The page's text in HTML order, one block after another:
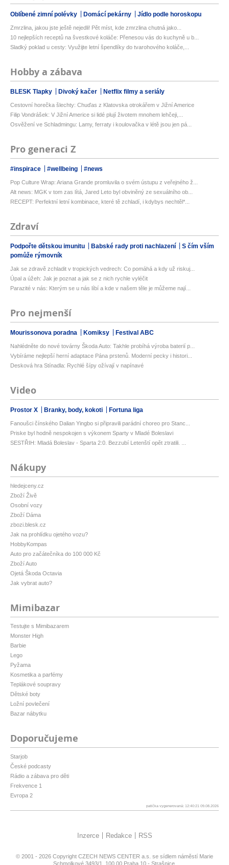
Oblíbené zimní polévky Domácí pekárny Jídlo podle horoskopu
Zmrzlina, jakou jste ještě nejedli! Pět míst, kde zmrzlina chutná jako...
10 nejlepších receptů na švestkové koláče: Přenesou vás do kuchyně u b...
Sladký poklad u cesty: Využijte letní špendlíky do tvarohového koláče,...
Hobby a zábava
BLESK Tlapky Divoký kačer Netflix filmy a seriály
Cestovní horečka šlechty: Chuďas z Klatovska otrokářem v Jižní Americe
Filip Vondrášek: V Jižní Americe si lidé plují životem mnohem lehčeji,...
Osvěžení ve Schladmingu: Lamy, ferraty i koulovačka v létě jsou jen pá...
Pro generaci Z
#inspirace #wellbeing #news
Pop Culture Wrap: Ariana Grande promluvila o svém ústupu z veřejného ž...
Alt news: MGK v tom zas lítá, Jared Leto byl obviněný ze sexuálního ob...
RECEPT: Perfektní letní kombinace, které tě zchladí, i kdybys nechtěl*...
Zdraví
Podpořte dětskou imunitu Babské rady proti nachlazení
S čím vším
pomůže rýmovník
Jak se zdravě zchladit v tropických vedrech: Co pomáhá a kdy už riskuj...
Úpal a úžeh: Jak je poznat a jak se z nich rychle vyléčit
Parazité v nás: Kterým se u nás líbí a kde v našem těle je můžeme nají...
Pro nejmenší
Mourissonova poradna Komiksy Festival ABC
Nahlédněte do nové továrny Škoda Auto: Takhle probíhá výroba baterií p...
Vybíráme nejlepší herní adaptace Pána prstenů. Moderní pecky i histori...
Desková hra Stínadla: Rychlé šípy ožívají v napínavé
Video
Prostor X Branky, body, kokoti Fortuna liga
Fanoušci čínského Dalian Yingbo si připravili parádní choreo pro Stanc...
Priske byl hodně nespokojen s výkonem Sparty v Mladé Boleslavi
SESTŘIH: Mladá Boleslav - Sparta 2:0. Bezzubí Letenští opět ztratili. ...
Nákupy
hledejceny.cz
Zboží Živě
Osobní vozy
Zboží Dáma
zbozi.blesk.cz
Jak na prohlídku ojetého vozu?
HobbyKompas
Auto pro začátečníka do 100 000 Kč
Zboží Auto
Ojetá Škoda Octavia
Jak vybrat auto?
Mimibazar
Testujte s Mimibazarem
Monster High
Barbie
Lego
Pyžama
Kosmetika a parfémy
Teplákové soupravy
Dětské boty
Ložní povlečení
Bazar nábytku
Doporučujeme
Starjob
České podcasty
Rádio a zábava pro děti
Frekvence 1
Evropa 2
patička vygenerovaná: 12:40:21 09.08.2026
Inzerce Redakce RSS
© 2001 - 2026 Copyright CZECH NEWS CENTER a.s. se sídlem náměstí Marie
Schmolkové 3493/1, 100 00 Praha 10 - Strašnice,